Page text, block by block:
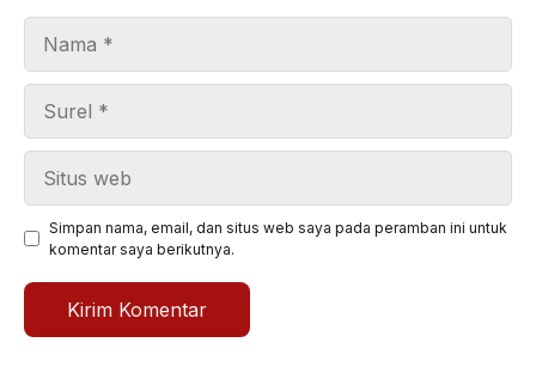
Simpan nama, email, dan situs web saya pada peramban ini untuk
komentar saya berikutnya.